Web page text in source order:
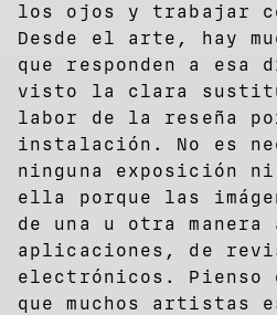
los ojos y trabajar
Desde el arte, hay
que responden a esa
visto la clara
labor de la reseña
instalación. No es
ninguna exposición
ella porque las
de una u otra manera
aplicaciones, de
electrónicos. Pienso
que muchos artistas